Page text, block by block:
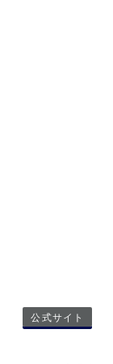
公式サイト